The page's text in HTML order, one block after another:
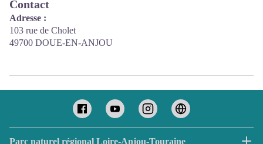
Contact
Adresse :
103 rue de Cholet
49700 DOUE-EN-ANJOU
Parc naturel régional Loire-Anjou-Touraine